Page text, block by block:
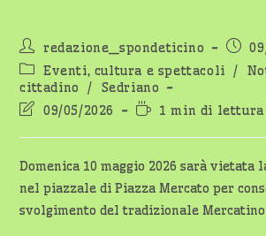
Autore
dell'articolo:
redazione_spondeticino
Categoria
dell'articolo:
Eventi, cultura e spettacoli /
cittadino
/
Sedriano
Ultima
dell'articolo:
09/05/2026
Tempo
lettura:
1 min di lettura
Domenica 10 maggio 2026 sarà vietata
nel piazzale di Piazza Mercato per
svolgimento del tradizionale